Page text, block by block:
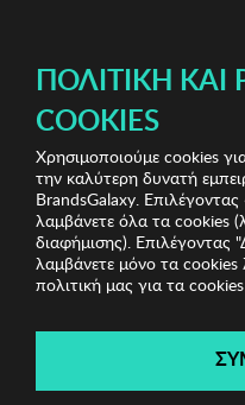
Biston Ανδρικά
Βερμούδα BISTON
Biston
Λήγει σε: 00ημέρες | 00
ΠΟΛΙΤΙΚΉ ΚΑΙ
COOKIES
Χρησιμοποιούμε cookies
την καλύτερη δυνατή
BrandsGalaxy.
λαμβάνετε όλα τα cookies
διαφήμισης).
λαμβάνετε μόνο τα cookies
πολιτική μας για τα